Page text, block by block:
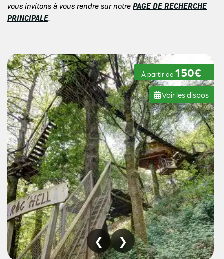
vous invitons à vous rendre sur notre PAGE DE RECHERCHE
PRINCIPALE.
À partir de 150€
Voir les dispos